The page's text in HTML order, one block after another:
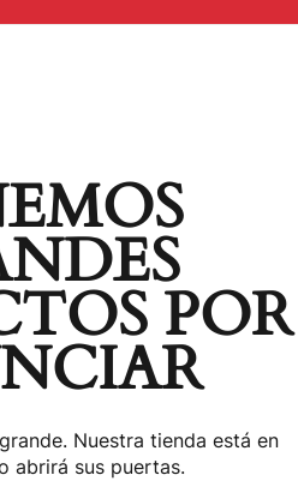
POR
Nuestra tienda está en
abrirá sus puertas.